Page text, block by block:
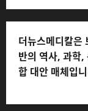
더뉴스메디칼은
반의 역사, 과학,
합 대안 매체입